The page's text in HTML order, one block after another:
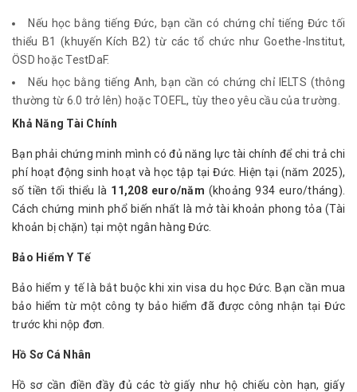
Nếu học bằng tiếng Đức, bạn cần có chứng chỉ tiếng Đức tối
thiểu B1 (khuyến Kích B2) từ các tổ chức như Goethe-Institut,
ÖSD hoặc TestDaF.
Nếu học bằng tiếng Anh, bạn cần có chứng chỉ IELTS (thông
thường từ 6.0 trở lên) hoặc TOEFL, tùy theo yêu cầu của trường.
Khả Năng Tài Chính
Bạn phải chứng minh mình có đủ năng lực tài chính để chi trả chi
phí hoạt động sinh hoạt và học tập tại Đức. Hiện tại (năm 2025),
số tiền tối thiểu là 11,208 euro/năm (khoảng 934 euro/tháng).
Cách chứng minh phổ biến nhất là mở tài khoản phong tỏa (Tài
khoản bị chặn) tại một ngân hàng Đức.
Bảo Hiểm Y Tế
Bảo hiểm y tế là bắt buộc khi xin visa du học Đức. Bạn cần mua
bảo hiểm từ một công ty bảo hiểm đã được công nhận tại Đức
trước khi nộp đơn.
Hồ Sơ Cá Nhân
Hồ sơ cần điền đầy đủ các tờ giấy như hộ chiếu còn hạn, giấy